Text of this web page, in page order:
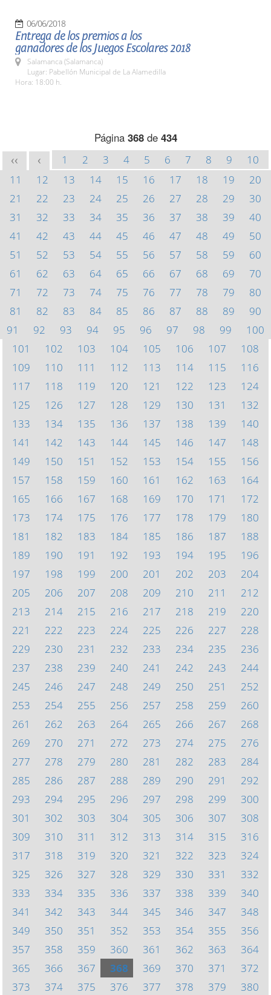
06/06/2018
Entrega de los premios a los
ganadores de los Juegos Escolares 2018
Salamanca (Salamanca)
Lugar: Pabellón Municipal de La Alamedilla
Hora: 18:00 h.
Página 368de 434
<< < 1 2 3 4 5 6 7 8 9
10
11
12 13 14 15 16 17 18 19
20
21
22 23 24 25 26 27 28 29
30
31
32 33 34 35 36 37 38 39
40
41
42 43 44 45 46 47 48 49
50
51
52 53 54 55 56 57 58 59
60
61
62 63 64 65 66 67 68 69
70
71
72 73 74 75 76 77 78 79
80
81
82 83 84 85 86 87 88 89
90
91
92 93 94 95 96 97 98 99
100
101
102 103 104 105 106 107
108
109
110 111 112 113 114 115
116
117
118 119 120 121 122 123
124
125
126 127 128 129 130 131
132
133
134 135 136 137 138 139
140
141
142 143 144 145 146 147
148
149
150 151 152 153 154 155
156
157
158 159 160 161 162 163
164
165
166 167 168 169 170 171
172
173
174 175 176 177 178 179
180
181
182 183 184 185 186 187
188
189
190 191 192 193 194 195
196
197
198 199 200 201 202 203
204
205
206 207 208 209 210 211
212
213
214 215 216 217 218 219
220
221
222 223 224 225 226 227
228
229
230 231 232 233 234 235
236
237
238 239 240 241 242 243
244
245
246 247 248 249 250 251
252
253
254 255 256 257 258 259
260
261
262 263 264 265 266 267
268
269
270 271 272 273 274 275
276
277
278 279 280 281 282 283
284
285
286 287 288 289 290 291
292
293
294 295 296 297 298 299
300
301
302 303 304 305 306 307
308
309
310 311 312 313 314 315
316
317
318 319 320 321 322 323
324
325
326 327 328 329 330 331
332
333
334 335 336 337 338 339
340
341
342 343 344 345 346 347
348
349
350 351 352 353 354 355
356
357
358 359 360 361 362 363
364
365
366 367 368 369 370 371
372
373
374 375 376 377 378 379 380